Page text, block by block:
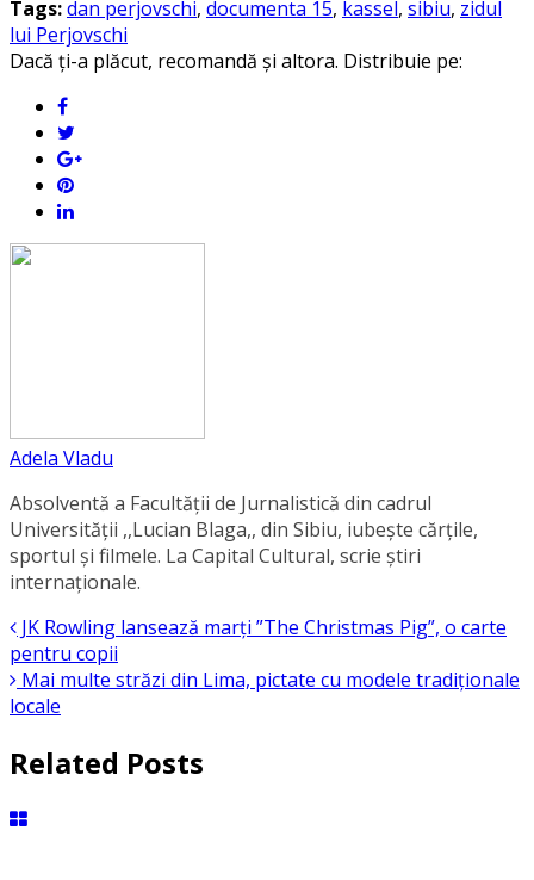
Tags:dan perjovschi, documenta 15, kassel, sibiu, zidul
lui Perjovschi
Dacă ți-a plăcut, recomandă și altora. Distribuie pe:
Adela Vladu
Absolventă a Facultății de Jurnalistică din cadrul
Universității ,,Lucian Blaga,, din Sibiu, iubește cărțile,
sportul și filmele. La Capital Cultural, scrie știri
internaționale.
JK Rowling lansează marți ”The Christmas Pig”, o carte
pentru copii
Mai multe străzi din Lima, pictate cu modele tradiționale
locale
Related Posts